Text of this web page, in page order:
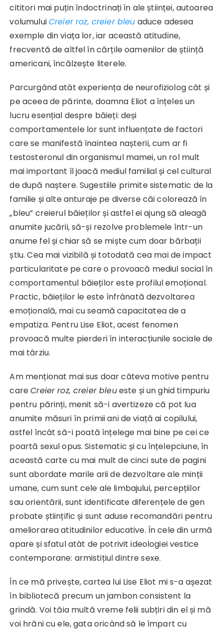
cititori mai puțin îndoctrinați în ale științei, autoarea
volumuluiCreier roz, creier bleu aduce adesea
exemple din viața lor, iar această atitudine,
frecventă de altfel în cărțile oamenilor de știință
americani, încălzește literele.
Parcurgând atât experiența de neurofiziolog cât și
pe aceea de părinte, doamna Eliot a înțeles un
lucru esențial despre băieți: deși
comportamentele lor sunt influențate de factori
care se manifestă înaintea nașterii, cum ar fi
testosteronul din organismul mamei, un rol mult
mai important îl joacă mediul familial și cel cultural
de după naștere. Sugestiile primite sistematic de la
familie și alte anturaje pe diverse căi colorează în
„bleu” creierul băieților și astfel ei ajung să aleagă
anumite jucării, să-și rezolve problemele într-un
anume fel și chiar să se miște cum doar bărbații
știu. Cea mai vizibilă și totodată cea mai de impact
particularitate pe care o provoacă mediul social în
comportamentul băieților este profilul emoțional.
Practic, băieților le este înfrânată dezvoltarea
emoțională, mai cu seamă capacitatea de a
empatiza. Pentru Lise Eliot, acest fenomen
provoacă multe pierderi în interacțiunile sociale de
mai târziu.
Am menționat mai sus doar câteva motive pentru
careCreier roz, creier bleueste și un ghid timpuriu
pentru părinți, menit să-i avertizeze că pot lua
anumite măsuri în primii ani de viață ai copilului,
astfel încât să-i poată înțelege mai bine pe cei ce
poartă sexul opus. Sistematic și cu înțelepciune, în
această carte cu mai mult de cinci sute de pagini
sunt abordate marile arii de dezvoltare ale minții
umane, cum sunt cele ale limbajului, percepțiilor
sau orientării, sunt identificate diferențele de gen
probate științific și sunt aduse recomandări pentru
ameliorarea atitudinilor educative. În cele din urmă
apare și sfatul atât de potrivit ideologiei vestice
contemporane: armistițiul dintre sexe.
În ce mă privește, cartea lui Lise Eliot mi s-a așezat
în bibliotecă precum un jambon consistent la
grindă. Voi tăia multă vreme felii subțiri din el și mă
voi hrăni cu ele, gata oricând să le împart cu